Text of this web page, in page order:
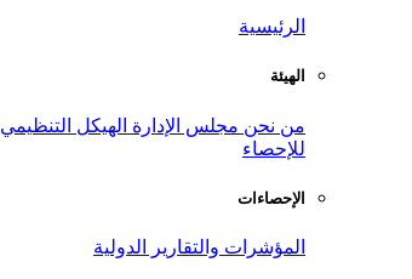
الرئيسية
الهيئة
من نحن مجلس الإدارة الهيكل التنظيمي
للإحصاء
الإحصاءات
المؤشرات والتقارير الدولية